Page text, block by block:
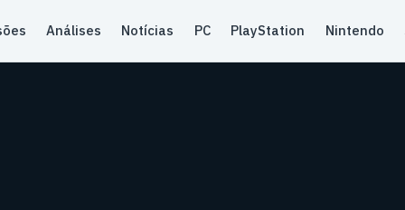
Análises Notícias PC PlayStation Nintendo